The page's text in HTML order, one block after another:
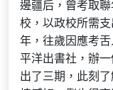
邊疆后，曾考取
校，以政校所需
年，往歲因應考
平洋出書社，辦
出了三期，此刻